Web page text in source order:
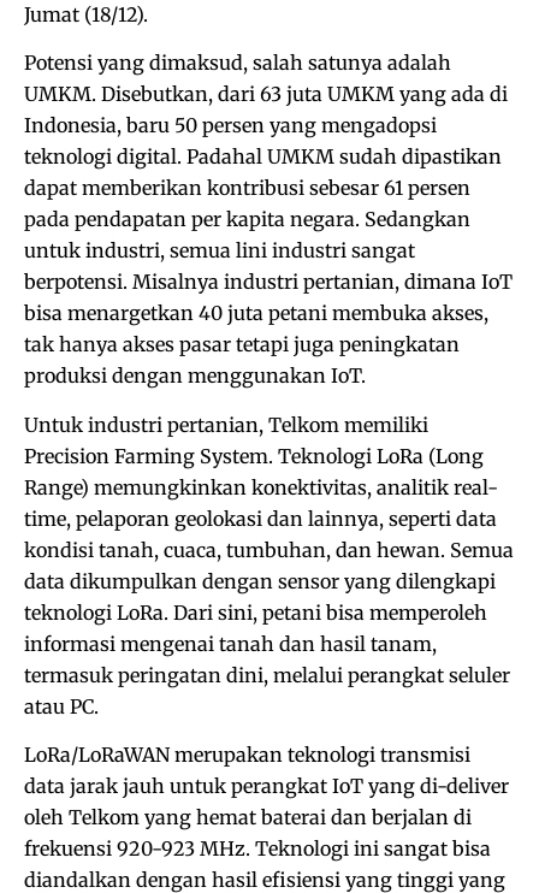
Jumat (18/12).
Potensi yang dimaksud, salah satunya adalah
UMKM. Disebutkan, dari 63 juta UMKM yang ada di
Indonesia, baru 50 persen yang mengadopsi
teknologi digital. Padahal UMKM sudah dipastikan
dapat memberikan kontribusi sebesar 61 persen
pada pendapatan per kapita negara. Sedangkan
untuk industri, semua lini industri sangat
berpotensi. Misalnya industri pertanian, dimana IoT
bisa menargetkan 40 juta petani membuka akses,
tak hanya akses pasar tetapi juga peningkatan
produksi dengan menggunakan IoT.
Untuk industri pertanian, Telkom memiliki
Precision Farming System. Teknologi LoRa (Long
Range) memungkinkan konektivitas, analitik real-
time, pelaporan geolokasi dan lainnya, seperti data
kondisi tanah, cuaca, tumbuhan, dan hewan. Semua
data dikumpulkan dengan sensor yang dilengkapi
teknologi LoRa. Dari sini, petani bisa memperoleh
informasi mengenai tanah dan hasil tanam,
termasuk peringatan dini, melalui perangkat seluler
atau PC.
LoRa/LoRaWAN merupakan teknologi transmisi
data jarak jauh untuk perangkat IoT yang di-deliver
oleh Telkom yang hemat baterai dan berjalan di
frekuensi 920-923 MHz. Teknologi ini sangat bisa
diandalkan dengan hasil efisiensi yang tinggi yang